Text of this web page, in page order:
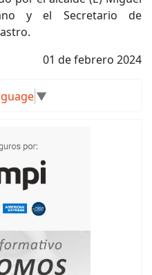
y el Secretario de
01 de febrero 2024
▼